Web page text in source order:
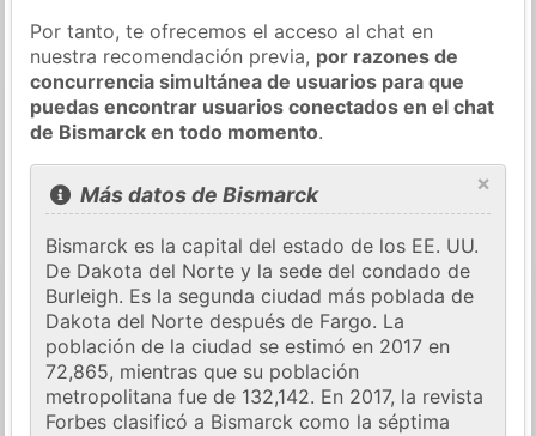
Por tanto, te ofrecemos el acceso al chat en
nuestra recomendación previa, por razones de
concurrencia simultánea de usuarios para que
puedas encontrar usuarios conectados en el chat
de Bismarck en todo momento.
×
Más datos de Bismarck
Bismarck es la capital del estado de los EE. UU.
De Dakota del Norte y la sede del condado de
Burleigh. Es la segunda ciudad más poblada de
Dakota del Norte después de Fargo. La
población de la ciudad se estimó en 2017 en
72,865, mientras que su población
metropolitana fue de 132,142. En 2017, la revista
Forbes clasificó a Bismarck como la séptima